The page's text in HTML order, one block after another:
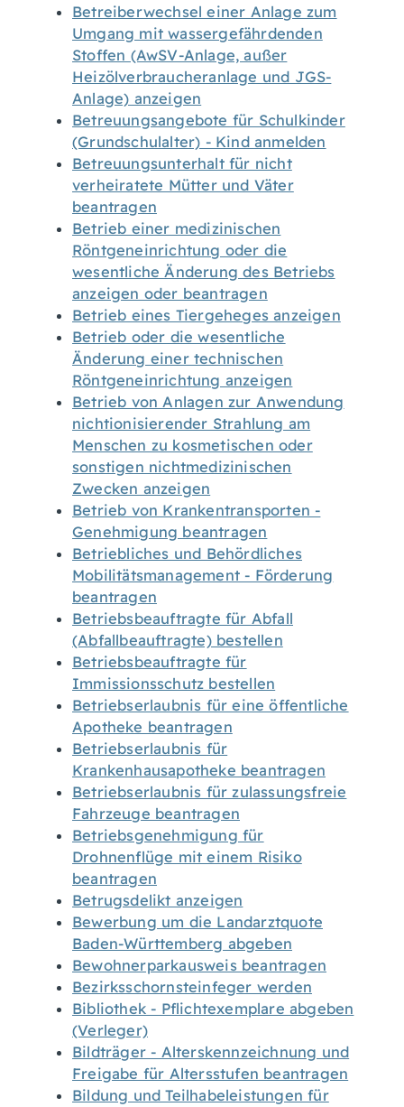
Betreiberwechsel einer Anlage zum
Umgang mit wassergefährdenden
Stoffen (AwSV-Anlage, außer
Heizölverbraucheranlage und JGS-
Anlage) anzeigen
Betreuungsangebote für Schulkinder
(Grundschulalter) - Kind anmelden
Betreuungsunterhalt für nicht
verheiratete Mütter und Väter
beantragen
Betrieb einer medizinischen
Röntgeneinrichtung oder die
wesentliche Änderung des Betriebs
anzeigen oder beantragen
Betrieb eines Tiergeheges anzeigen
Betrieb oder die wesentliche
Änderung einer technischen
Röntgeneinrichtung anzeigen
Betrieb von Anlagen zur Anwendung
nichtionisierender Strahlung am
Menschen zu kosmetischen oder
sonstigen nichtmedizinischen
Zwecken anzeigen
Betrieb von Krankentransporten -
Genehmigung beantragen
Betriebliches und Behördliches
Mobilitätsmanagement - Förderung
beantragen
Betriebsbeauftragte für Abfall
(Abfallbeauftragte) bestellen
Betriebsbeauftragte für
Immissionsschutz bestellen
Betriebserlaubnis für eine öffentliche
Apotheke beantragen
Betriebserlaubnis für
Krankenhausapotheke beantragen
Betriebserlaubnis für zulassungsfreie
Fahrzeuge beantragen
Betriebsgenehmigung für
Drohnenflüge mit einem Risiko
beantragen
Betrugsdelikt anzeigen
Bewerbung um die Landarztquote
Baden-Württemberg abgeben
Bewohnerparkausweis beantragen
Bezirksschornsteinfeger werden
Bibliothek - Pflichtexemplare abgeben
(Verleger)
Bildträger - Alterskennzeichnung und
Freigabe für Altersstufen beantragen
Bildung und Teilhabeleistungen für